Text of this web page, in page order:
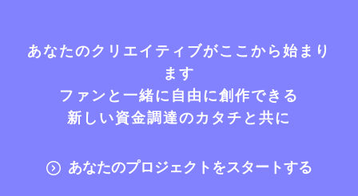
あなたのクリエイティブがここから始まり
ます
ファンと一緒に自由に創作できる
新しい資金調達のカタチと共に
あなたのプロジェクトをスタートする